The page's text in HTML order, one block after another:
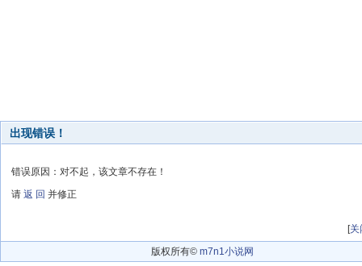
出现错误！
错误原因：对不起，该文章不存在！
请 返 回 并修正
[关
版权所有© m7n1小说网